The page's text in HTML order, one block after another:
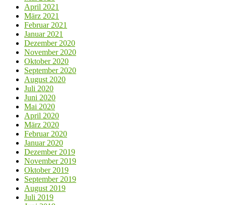
April 2021
März 2021
Februar 2021
Januar 2021
Dezember 2020
November 2020
Oktober 2020
September 2020
August 2020
Juli 2020
Juni 2020
Mai 2020
April 2020
März 2020
Februar 2020
Januar 2020
Dezember 2019
November 2019
Oktober 2019
September 2019
August 2019
Juli 2019